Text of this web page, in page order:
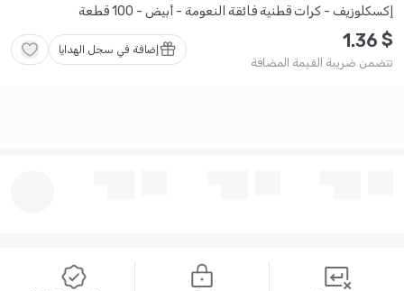
إكسكلوزيف - كرات قطنية فائقة النعومة - أبيض - 100 قطعة
$
1.36
تتضمن ضريبة القيمة المضافة
إضافة في سجل الهدايا